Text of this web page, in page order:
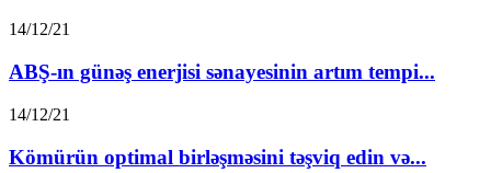
14/12/21
ABŞ-ın günəş enerjisi sənayesinin artım tempi...
14/12/21
Kömürün optimal birləşməsini təşviq edin və...